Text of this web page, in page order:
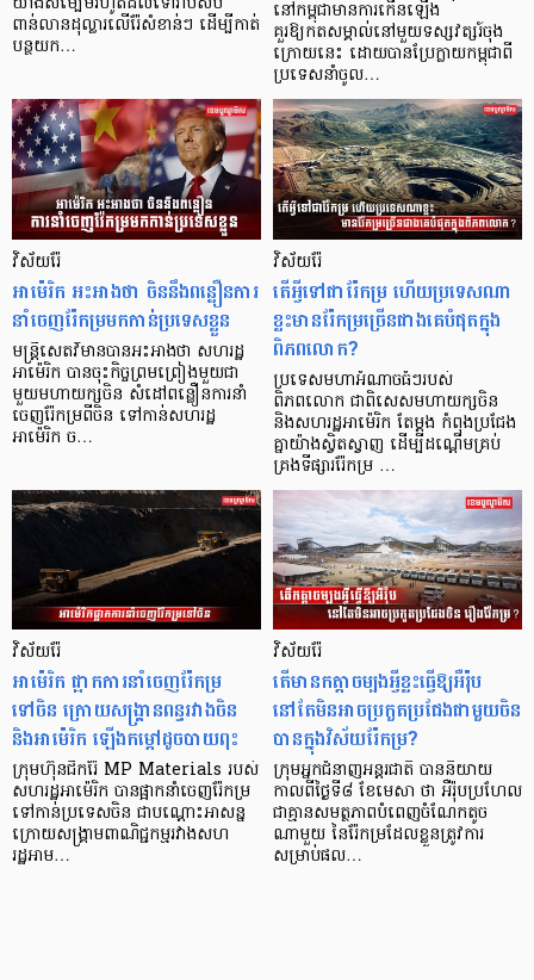
ពាន់លានដុល្លារលើរ៉ែសំខាន់ៗ ដើម្បីកាត់
បន្ថយក…
នៅកម្ពុជាមានការកើនឡើង
គួរឱ្យកតសម្គាល់នៅមួយទស្សវត្សរ៍ចុង
ក្រោយនេះ ដោយបានប្រែក្លាយកម្ពុជាពី
ប្រទេសនាំចូល…
វិស័យរ៉ែ
អាម៉េរិក អះអាងថា ចិននឹងពន្លឿនការ
នាំចេញរ៉ែកម្រមកកាន់ប្រទេសខ្លួន
មន្ត្រីសេតវិមានបានអះអាងថា សហរដ្ឋ
អាម៉េរិក បានចុះកិច្ចព្រមព្រៀងមួយជា
មួយមហាយក្សចិន សំដៅពន្លឿនការនាំ
ចេញរ៉ែកម្រពីចិន ទៅកាន់សហរដ្ឋ
អាម៉េរិក ច…
វិស័យរ៉ែ
តើអ្វីទៅជារ៉ែកម្រ ហើយប្រទេសណា
ខ្លះមានរ៉ែកម្រច្រើនជាងគេបំផុតក្នុង
ពិភពលោក?
ប្រទេសមហាអំណាចធំៗរបស់
ពិភពលោក ជាពិសេសមហាយក្សចិន
និងសហរដ្ឋអាម៉េរិក តែម្តង កំពុងប្រជែង
គ្នាយ៉ាងស្វិតស្វាញ ដើម្បីដណ្ដើមគ្រប់
គ្រងទីផ្សាររ៉ែកម្រ …
វិស័យរ៉ែ
អាម៉េរិក ផ្អាកការនាំចេញរ៉ែកម្រ
ទៅចិន ក្រោយសង្គ្រានពន្ធរវាងចិន
និងអាម៉េរិក ឡើងកម្តៅដូចបាយពុះ
ក្រុមហ៊ុនជីករ៉ែ MP Materials របស់
សហរដ្ឋអាម៉េរិក បានផ្អាកនាំចេញរ៉ែកម្រ
ទៅកាន់ប្រទេសចិន ជាបណ្តោះអាសន្ន
ក្រោយសង្គ្រាមពាណិជ្ជកម្មរវាងសហ
រដ្ឋអាម…
វិស័យរ៉ែ
តើមានកត្តាចម្បងអ្វីខ្លះធ្វើឱ្យអឺរ៉ុប
នៅតែមិនអាចប្រកួតប្រជែងជាមួយចិន
បានក្នុងវិស័យរ៉ែកម្រ?
ក្រុមអ្នកជំនាញអន្តរជាតិ បាននិយាយ
កាលពីថ្ងៃទី៨ ខែមេសា ថា អឺរ៉ុបប្រហែល
ជាគ្មានសមត្ថភាពបំពេញចំណែកតូច
ណាមួយ នៃរ៉ែកម្រដែលខ្លួនត្រូវការ
សម្រាប់ផល…